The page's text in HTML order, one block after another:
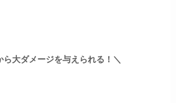
ら大ダメージを与えられる！＼